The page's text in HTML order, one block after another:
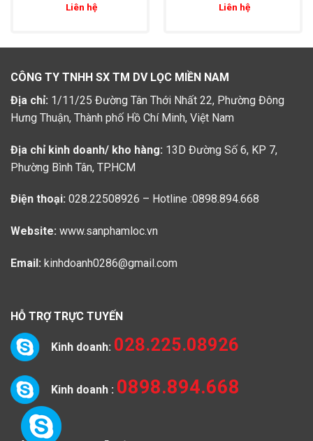
Liên hệ Liên hệ
CÔNG TY TNHH SX TM DV LỌC MIỀN NAM
Địa chỉ: 1/11/25 Đường Tân Thới Nhất 22, Phường Đông
Hưng Thuận, Thành phố Hồ Chí Minh, Việt Nam
Địa chỉ kinh doanh/ kho hàng: 13D Đường Số 6, KP 7,
Phường Bình Tân, TP.HCM
Điện thoại: 028.22508926 – Hotline :0898.894.668
Website: www.sanphamloc.vn
Email: kinhdoanh0286@gmail.com
HỖ TRỢ TRỰC TUYẾN
Kinh doanh: 028.225.08926
Kinh doanh : 0898.894.668